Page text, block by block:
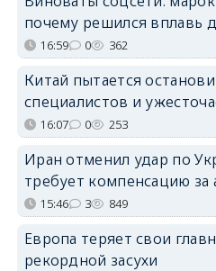
почему решился вплавь
16:59 0 362
Китай пытается
специалистов и
16:07 0 253
Иран отменил удар по
требует компенсацию за
15:46 3 849
Европа теряет свои
рекордной засухи